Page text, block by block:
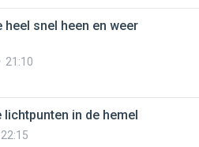
heel snel heen en weer
21:10
lichtpunten in de hemel
22:15